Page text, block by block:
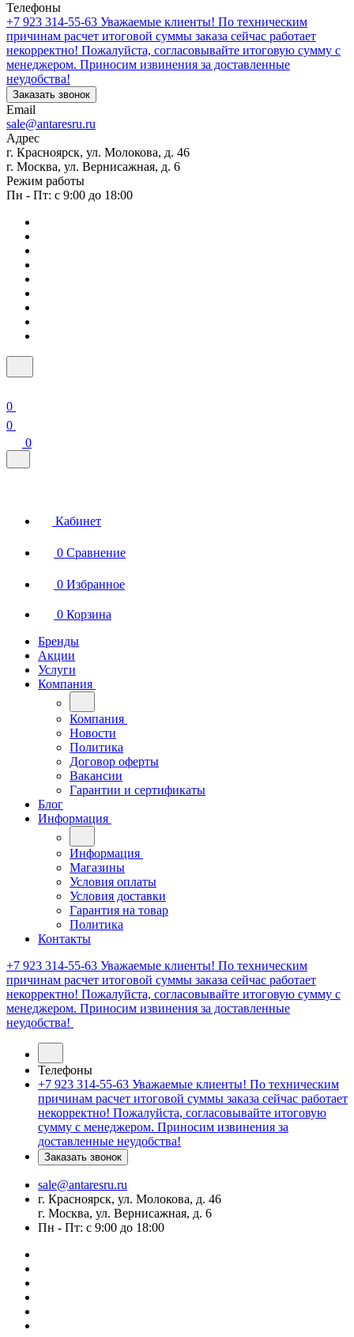
Телефоны
+7 923 314-55-63 Уважаемые клиенты! По техническим
причинам расчет итоговой суммы заказа сейчас работает
некорректно! Пожалуйста, согласовывайте итоговую сумму с
менеджером. Приносим извинения за доставленные
неудобства!
Заказать звонок
Email
sale@antaresru.ru
Адрес
г. Красноярск, ул. Молокова, д. 46
г. Москва, ул. Вернисажная, д. 6
Режим работы
Пн - Пт: с 9:00 до 18:00
0
0
0
Кабинет
0 Сравнение
0 Избранное
0 Корзина
Бренды
Акции
Услуги
Компания
Компания
Новости
Политика
Договор оферты
Вакансии
Гарантии и сертификаты
Блог
Информация
Информация
Магазины
Условия оплаты
Условия доставки
Гарантия на товар
Политика
Контакты
+7 923 314-55-63 Уважаемые клиенты! По техническим
причинам расчет итоговой суммы заказа сейчас работает
некорректно! Пожалуйста, согласовывайте итоговую сумму с
менеджером. Приносим извинения за доставленные
неудобства!
Телефоны
+7 923 314-55-63 Уважаемые клиенты! По техническим
причинам расчет итоговой суммы заказа сейчас работает
некорректно! Пожалуйста, согласовывайте итоговую
сумму с менеджером. Приносим извинения за
доставленные неудобства!
Заказать звонок
sale@antaresru.ru
г. Красноярск, ул. Молокова, д. 46
г. Москва, ул. Вернисажная, д. 6
Пн - Пт: с 9:00 до 18:00